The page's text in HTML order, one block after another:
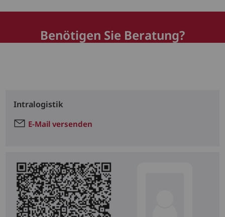
Benötigen Sie Beratung?
Intralogistik
E-Mail versenden